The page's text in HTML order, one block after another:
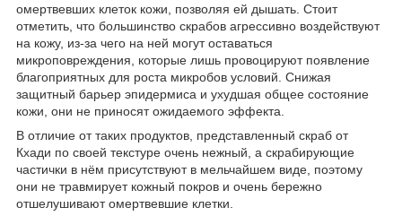
омертвевших клеток кожи, позволяя ей дышать. Стоит
отметить, что большинство скрабов агрессивно воздействуют
на кожу, из-за чего на ней могут оставаться
микроповреждения, которые лишь провоцируют появление
благоприятных для роста микробов условий. Снижая
защитный барьер эпидермиса и ухудшая общее состояние
кожи, они не приносят ожидаемого эффекта.
В отличие от таких продуктов, представленный скраб от
Кхади по своей текстуре очень нежный, а скрабирующие
частички в нём присутствуют в мельчайшем виде, поэтому
они не травмирует кожный покров и очень бережно
отшелушивают омертвевшие клетки.